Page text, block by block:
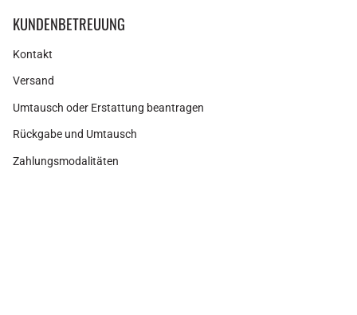
KUNDENBETREUUNG
Kontakt
Versand
Umtausch oder Erstattung beantragen
Rückgabe und Umtausch
Zahlungsmodalitäten